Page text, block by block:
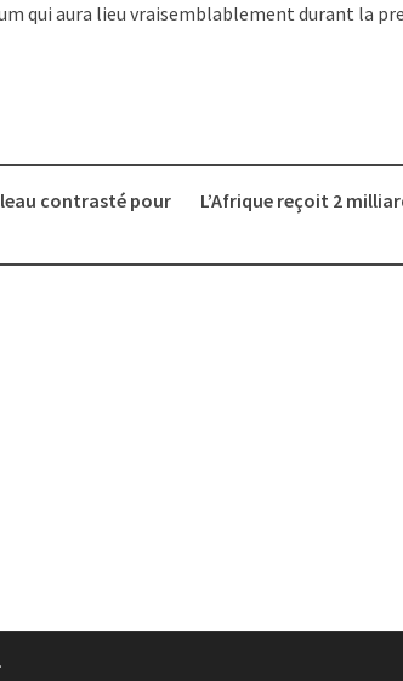
qui aura lieu vraisemblablement durant la
contrasté pour
L’Afrique reçoit 2
.